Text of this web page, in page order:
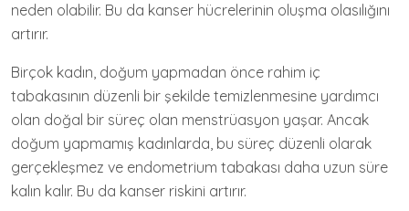
neden olabilir. Bu da kanser hücrelerinin oluşma olasılığını
artırır.
Birçok kadın, doğum yapmadan önce rahim iç
tabakasının düzenli bir şekilde temizlenmesine yardımcı
olan doğal bir süreç olan menstrüasyon yaşar. Ancak
doğum yapmamış kadınlarda, bu süreç düzenli olarak
gerçekleşmez ve endometrium tabakası daha uzun süre
kalın kalır. Bu da kanser riskini artırır.